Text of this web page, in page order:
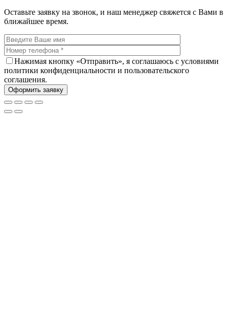
Оставьте заявку на звонок, и наш менеджер свяжется с Вами в
ближайшее время.
Нажимая кнопку «Отправить», я соглашаюсь с условиями
политики конфиденциальности и пользовательского
соглашения.